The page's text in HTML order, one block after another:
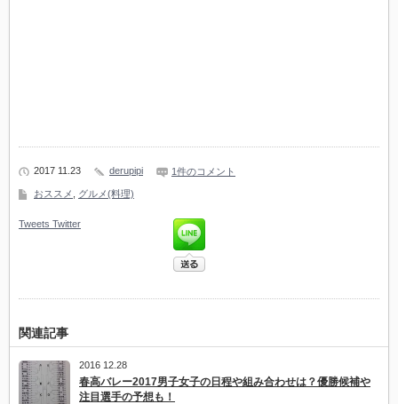
2017 11.23 derupipi 1件のコメント
おススメ グルメ(料理)
Tweets Twitter
関連記事
2016 12.28
春高バレー2017男子女子の日程や組み合わせは？優勝候補や
注目選手の予想も！